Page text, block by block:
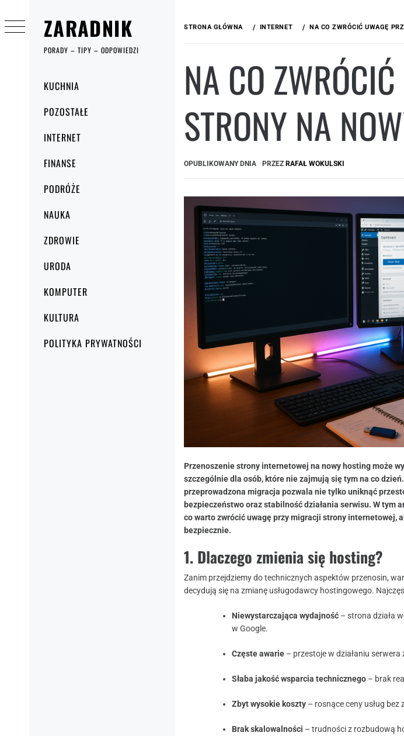
ZARADNIK
PORADY – TIPY – ODPOWIEDZI
główneKUCHNIA
POZOSTAŁE
INTERNET
FINANSE
PODRÓŻE
NAUKA
ZDROWIE
URODA
KOMPUTER
KULTURA
POLITYKA PRYWATNOŚCI
do
treści
STRONA GŁÓWNA INTERNET NA CO ZWRÓCIĆ UWAGĘ
NA CO
STRONY NA
OPUBLIKOWANY DNIA PRZEZ RAFAŁ WOKULSKI
Przenoszenie strony internetowej na nowy hosting może
szczególnie dla osób, które nie zajmują się tym na co
przeprowadzona migracja pozwala nie tylko uniknąć
bezpieczeństwo oraz stabilność działania serwisu. W tym
co warto zwrócić uwagę przy migracji strony internetowej,
bezpiecznie.
1. Dlaczego zmienia się hosting?
Zanim przejdziemy do technicznych aspektów przenosin,
decydują się na zmianę usługodawcy hostingowego.
Niewystarczająca wydajność – strona działa
w Google.
Częste awarie – przestoje w działaniu
Słaba jakość wsparcia technicznego – brak
Zbyt wysokie koszty – rosnące ceny usług
Brak skalowalności – trudności z rozbudową